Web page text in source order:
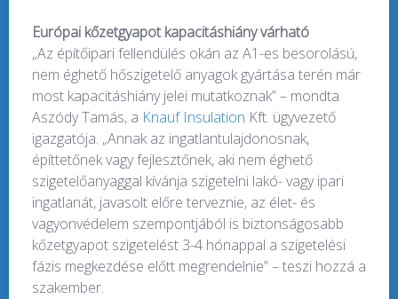
Európai kőzetgyapot kapacitáshiány várható
„Az építőipari fellendülés okán az A1-es besorolású,
nem éghető hőszigetelő anyagok gyártása terén már
most kapacitáshiány jelei mutatkoznak” – mondta
Aszódy Tamás, a Knauf Insulation Kft. ügyvezető
igazgatója. „Annak az ingatlantulajdonosnak,
építtetőnek vagy fejlesztőnek, aki nem éghető
szigetelőanyaggal kívánja szigetelni lakó- vagy ipari
ingatlanát, javasolt előre terveznie, az élet- és
vagyonvédelem szempontjából is biztonságosabb
kőzetgyapot szigetelést 3-4 hónappal a szigetelési
fázis megkezdése előtt megrendelnie” – teszi hozzá a
szakember.